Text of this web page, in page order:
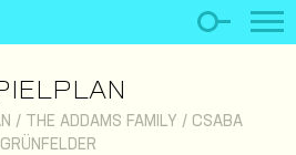
/ THE ADDAMS FAMILY / CSABA
GRÜNFELDER